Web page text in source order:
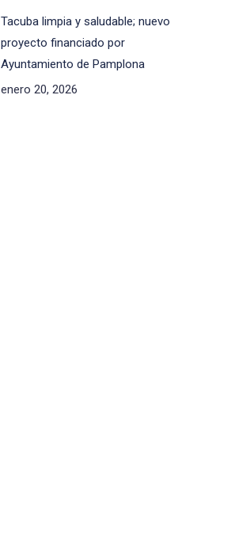
Tacuba limpia y saludable; nuevo
proyecto financiado por
Ayuntamiento de Pamplona
enero 20, 2026